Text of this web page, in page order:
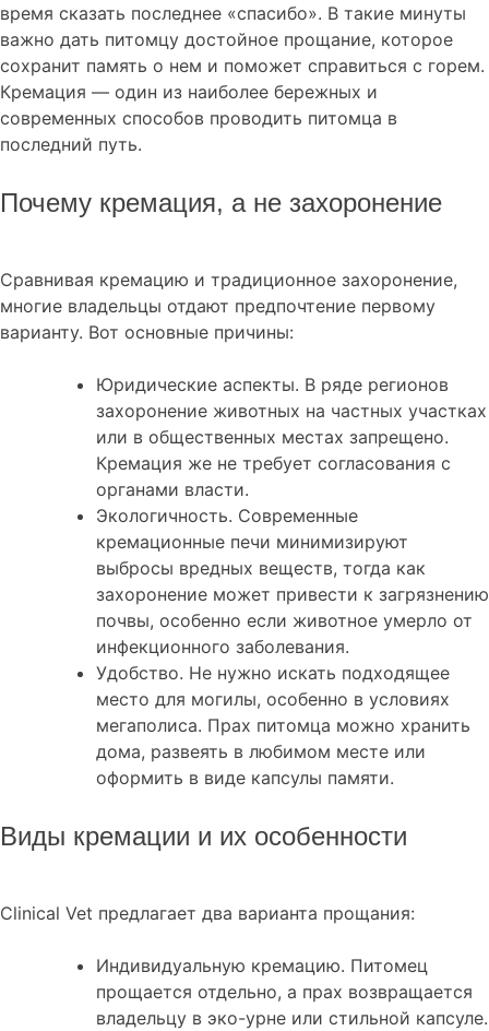
время сказать последнее «спасибо». В такие минуты
важно дать питомцу достойное прощание, которое
сохранит память о нем и поможет справиться с горем.
Кремация — один из наиболее бережных и
современных способов проводить питомца в
последний путь.
Почему кремация, а не захоронение
Сравнивая кремацию и традиционное захоронение,
многие владельцы отдают предпочтение первому
варианту. Вот основные причины:
Юридические аспекты. В ряде регионов
захоронение животных на частных участках
или в общественных местах запрещено.
Кремация же не требует согласования с
органами власти.
Экологичность. Современные
кремационные печи минимизируют
выбросы вредных веществ, тогда как
захоронение может привести к загрязнению
почвы, особенно если животное умерло от
инфекционного заболевания.
Удобство. Не нужно искать подходящее
место для могилы, особенно в условиях
мегаполиса. Прах питомца можно хранить
дома, развеять в любимом месте или
оформить в виде капсулы памяти.
Виды кремации и их особенности
Clinical Vet предлагает два варианта прощания:
Индивидуальную кремацию. Питомец
прощается отдельно, а прах возвращается
владельцу в эко-урне или стильной капсуле.